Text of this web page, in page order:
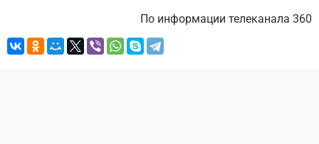
По информации телеканала 360